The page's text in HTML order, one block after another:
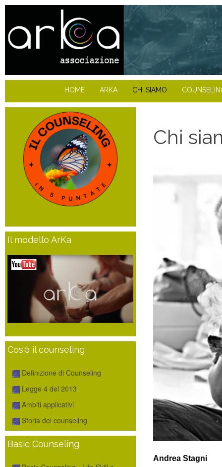
HOME ARKA CHI SIAMO
Chi
Andrea Stagni
Il modello ArKa
Cos'è il counseling
Definizione di Counseling
Legge 4 del 2013
Ambiti applicativi
Storia del counseling
Basic Counseling